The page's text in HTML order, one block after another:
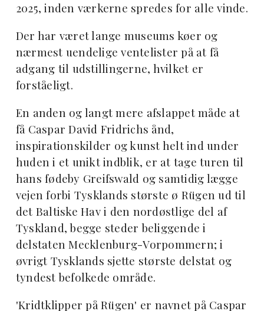
2025, inden værkerne spredes for alle vinde.
Der har været lange museums køer og
nærmest uendelige ventelister på at få
adgang til udstillingerne, hvilket er
forståeligt.
En anden og langt mere afslappet måde at
få Caspar David Fridrichs ånd,
inspirationskilder og kunst helt ind under
huden i et unikt indblik, er at tage turen til
hans fødeby Greifswald og samtidig lægge
vejen forbi Tysklands største ø Rügen ud til
det Baltiske Hav i den nordøstlige del af
Tyskland, begge steder beliggende i
delstaten Mecklenburg-Vorpommern; i
øvrigt Tysklands sjette største delstat og
tyndest befolkede område.
'Kridtklipper på Rügen' er navnet på Caspar